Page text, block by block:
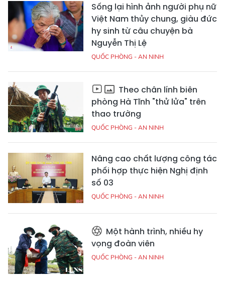
Sống lại hình ảnh người phụ nữ
Việt Nam thủy chung, giàu đức
hy sinh từ câu chuyện bà
Nguyễn Thị Lệ
QUỐC PHÒNG - AN NINH
Theo chân lính biên
phòng Hà Tĩnh "thử lửa" trên
thao trường
QUỐC PHÒNG - AN NINH
Nâng cao chất lượng công tác
phối hợp thực hiện Nghị định
số 03
QUỐC PHÒNG - AN NINH
Một hành trình, nhiều hy
vọng đoàn viên
QUỐC PHÒNG - AN NINH